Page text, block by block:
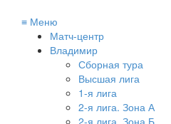
≡ Меню
Матч-центр
Владимир
Сборная тура
Высшая лига
1-я лига
2-я лига. Зона А
2-я лига. Зона Б